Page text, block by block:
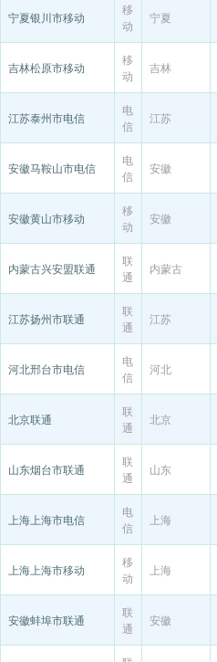
宁夏银川市移动
移
动
宁夏
吉林松原市移动
移
动
吉林
江苏泰州市电信
电
信
江苏
安徽马鞍山市电信
电
信
安徽
安徽黄山市移动
移
动
安徽
内蒙古兴安盟联通
联
通
内蒙古
江苏扬州市联通
联
通
江苏
河北邢台市电信
电
信
河北
北京联通
联
通
北京
山东烟台市联通
联
通
山东
上海上海市电信
电
信
上海
上海上海市移动
移
动
上海
安徽蚌埠市联通
联
通
安徽